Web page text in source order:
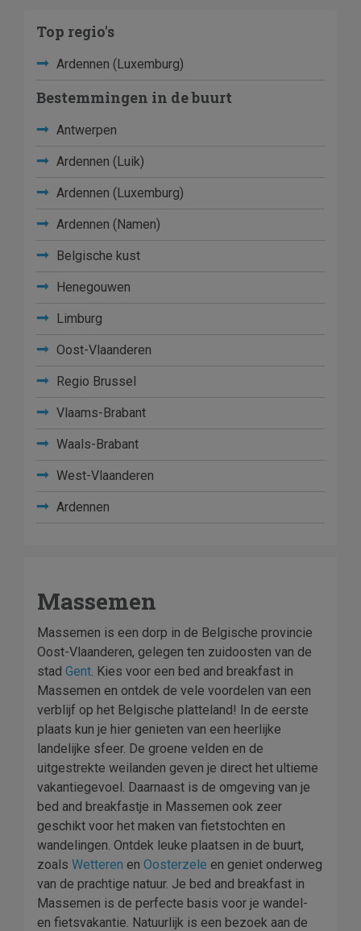
Top regio's
Ardennen (Luxemburg)
Bestemmingen in de buurt
Antwerpen
Ardennen (Luik)
Ardennen (Luxemburg)
Ardennen (Namen)
Belgische kust
Henegouwen
Limburg
Oost-Vlaanderen
Regio Brussel
Vlaams-Brabant
Waals-Brabant
West-Vlaanderen
Ardennen
Massemen
Massemen is een dorp in de Belgische provincie
Oost-Vlaanderen, gelegen ten zuidoosten van de
stad Gent. Kies voor een bed and breakfast in
Massemen en ontdek de vele voordelen van een
verblijf op het Belgische platteland! In de eerste
plaats kun je hier genieten van een heerlijke
landelijke sfeer. De groene velden en de
uitgestrekte weilanden geven je direct het ultieme
vakantiegevoel. Daarnaast is de omgeving van je
bed and breakfastje in Massemen ook zeer
geschikt voor het maken van fietstochten en
wandelingen. Ontdek leuke plaatsen in de buurt,
zoals Wetteren en Oosterzele en geniet onderweg
van de prachtige natuur. Je bed and breakfast in
Massemen is de perfecte basis voor je wandel-
en fietsvakantie. Natuurlijk is een bezoek aan de